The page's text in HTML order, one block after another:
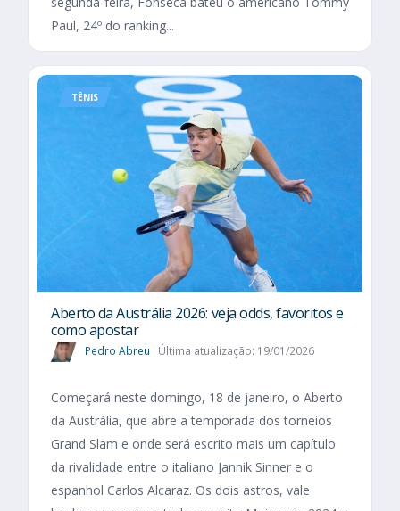
Paul, 24º do ranking...
TÊNIS
Aberto da Austrália 2026: veja odds, favoritos e
como apostar
Pedro Abreu Última atualização: 19/01/2026
Começará neste domingo, 18 de janeiro, o Aberto
da Austrália, que abre a temporada dos torneios
Grand Slam e onde será escrito mais um capítulo
da rivalidade entre o italiano Jannik Sinner e o
espanhol Carlos Alcaraz. Os dois astros, vale